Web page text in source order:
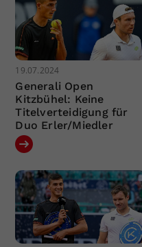
19.07.2024
Generali Open
Kitzbühel: Keine
Titelverteidigung für
Duo Erler/Miedler